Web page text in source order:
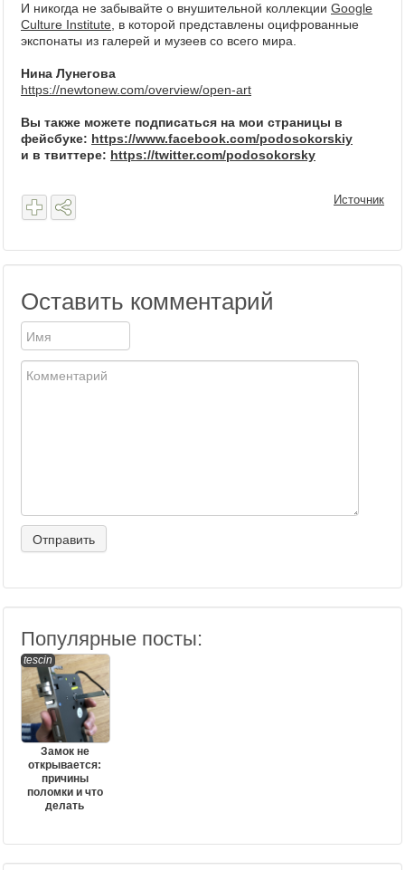
И никогда не забывайте о внушительной коллекции Google
Culture Institute , в которой представлены оцифрованные
экспонаты из галерей и музеев со всего мира.
Нина Лунегова
https://newtonew.com/overview/open-art
Вы также можете подписаться на мои страницы в
фейсбуке: https://www.facebook.com/podosokorskiy
и в твиттере: https://twitter.com/podosokorsky
Источник
Оставить комментарий
Популярные посты:
tescin
Замок не
открывается:
причины
поломки и что
делать